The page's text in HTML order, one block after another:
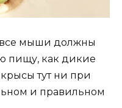
все мыши должны
пищу, как дикие
тут ни при
и правильном